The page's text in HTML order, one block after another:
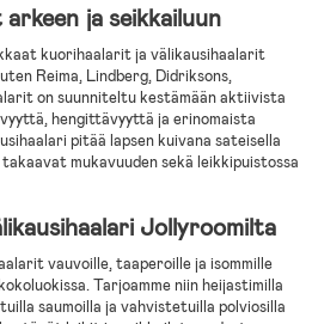
ja seikkailuun
kuorihaalarit ja välikausihaalarit
Reima, Lindberg, Didriksons,
on suunniteltu kestämään aktiivista
hengittävyyttä ja erinomaista
pitää lapsen kuivana sateisella
mukavuuden sekä leikkipuistossa
Jollyroomilta
vauvoille, taaperoille ja isommille
Tarjoamme niin heijastimilla
saumoilla ja vahvistetuilla polviosilla